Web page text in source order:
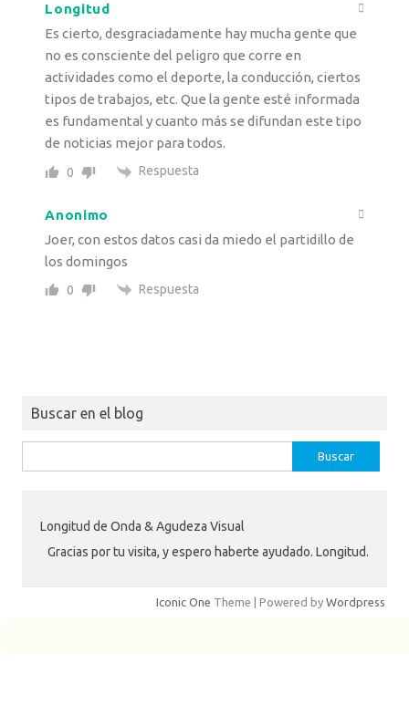
Longitud
Es cierto, desgraciadamente hay mucha gente que
no es consciente del peligro que corre en
actividades como el deporte, la conducción, ciertos
tipos de trabajos, etc. Que la gente esté informada
es fundamental y cuanto más se difundan este tipo
de noticias mejor para todos.
0 Respuesta
Anonimo
Joer, con estos datos casi da miedo el partidillo de
los domingos
0 Respuesta
Buscar en el blog
Longitud de Onda & Agudeza Visual
Gracias por tu visita, y espero haberte ayudado. Longitud.
Iconic One Theme | Powered by Wordpress